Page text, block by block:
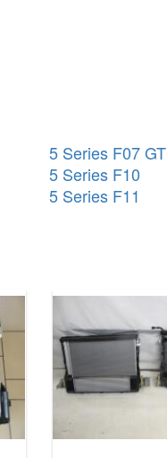
5 Series F07 GT
5 Series F10
5 Series F11